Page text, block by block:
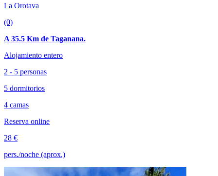
La Orotava
(0)
A 35.5 Km de Taganana.
Alojamiento entero
2 - 5 personas
5 dormitorios
4 camas
Reserva online
28 €
pers./noche (aprox.)